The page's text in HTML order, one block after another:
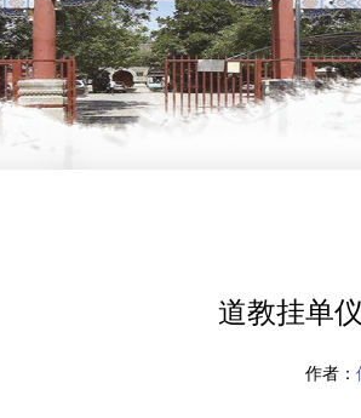
道教挂单
作者：